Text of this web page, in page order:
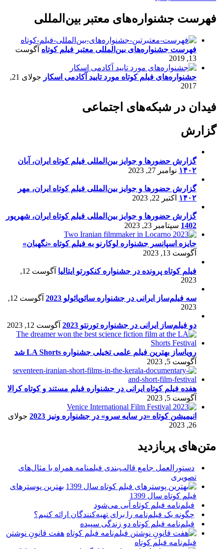
فهرست جشنواره‌های معتبر بین‌المللی
فهرست جشنواره‌های بین‌المللی معتبر فیلم کوتاه آگوست
13, 2019
جشنواره‌های فیلم کوتاه مورد تایید آکادمی اسکار
جولای 21,
2017
فیدان در شبکه‌های اجتماعی
گزارش
گزارش حضورها و جوایز بین‌المللی فیلم کوتاه ایران، آبان
۱۴۰۲ نوامبر 27, 2023
گزارش حضورها و جوایز بین‌المللی فیلم کوتاه ایران، مهر
۱۴۰۲ اکتبر 22, 2023
گزارش حضورها و جوایز بین‌المللی فیلم کوتاه ایران، شهریور
1402 سپتامبر 23, 2023
جایزه اسپانسر جشنواره لوکارنو به فیلم کوتاه «نگهبان»
آگوست 13, 2023
فیلم کوتاه پرونده در جشنواره کنکورتو ایتالیا
آگوست 12,
2023
سه فیلم‌ساز ایرانی در جشنواره سائوپائولو 2023
آگوست 12,
2023
دو فیلم‌ساز ایرانی در جشنواره تورنتو 2023 آگوست 12, 2023
رویاساز بهترین فیلم علمی تخیلی جشنواره LA Shorts شد
آگوست 5, 2023
هفده فیلم کوتاه ایرانی در جشنواره فیلم مستند و کوتاه کرالا
آگوست 5, 2023
انیمیشن کوتاه «در سایه سرو» در جشنواره ونیز 2023
جولای
26, 2023
متن‌های پربازدید
دستورالعمل جامع قالب‌بندی فیلمنامه همراه با مثال‌های
تصویری
بهترین پوسترهای
فیلم کوتاه سال 1399
فیلم‌نامه فیلم کوتاه آبی می‌شود
چگونه یک فیلم‌نامه را برای تهیه‌کنندگان ارائه کنیم؟
فیلم‌نامه فیلم کوتاه دو زندگی سپیده
هفت قانونِ نوشتن
فیلم‌نامه فیلم کوتاه